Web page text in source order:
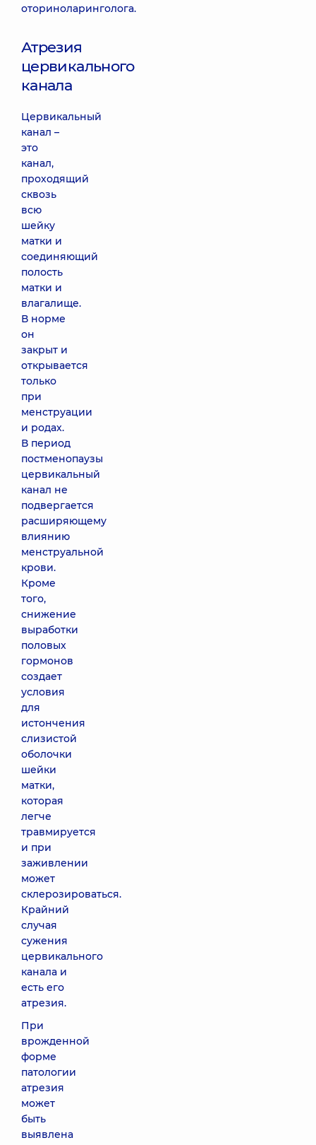
оториноларинголога.
Атрезия
цервикального
канала
Цервикальный
канал –
это
канал,
проходящий
сквозь
всю
шейку
матки и
соединяющий
полость
матки и
влагалище.
В норме
он
закрыт и
открывается
только
при
менструации
и родах.
В период
постменопаузы
цервикальный
канал не
подвергается
расширяющему
влиянию
менструальной
крови.
Кроме
того,
снижение
выработки
половых
гормонов
создает
условия
для
истончения
слизистой
оболочки
шейки
матки,
которая
легче
травмируется
и при
заживлении
может
склерозироваться.
Крайний
случая
сужения
цервикального
канала и
есть его
атрезия.
При
врожденной
форме
патологии
атрезия
может
быть
выявлена